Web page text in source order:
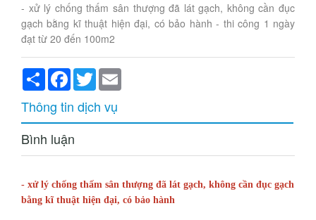
- xử lý chống thấm sân thượng đã lát gạch, không cần đục
gạch bằng kĩ thuật hiện đại, có bảo hành - thi công 1 ngày
đạt từ 20 đến 100m2
ShareFacebook
Twitter
Thông tin dịch vụ
Bình luận
- xử lý chống thấm sân thượng đã lát gạch, không cần đục gạch
bằng kĩ thuật hiện đại, có bảo hành